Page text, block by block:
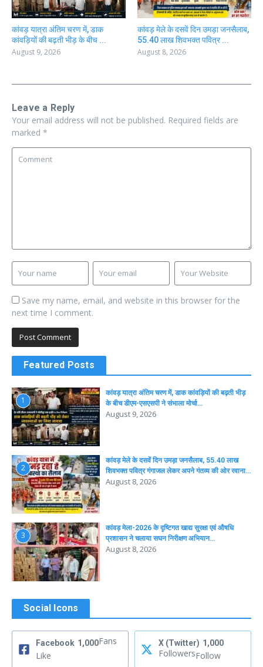
कांवड़ यात्रा अंतिम चरण में, डाक
कांवड़ियों की बढ़ती भीड़ के बीच ...
August 9, 2026
कांवड़ मेले के दसवें दिन उमड़ा जनसैलाब,
55.40 लाख शिवभक्त पवित्र ...
August 8, 2026
Leave a Reply
Your email address will not be published. Required fields are
marked *
Save my name, email, and website in this browser for the
next time I comment.
Featured Posts
1
कांवड़ यात्रा अंतिम चरण में, डाक कांवड़ियों की बढ़ती भीड़
के बीच डीएम-एसएसपी ने संभाला मोर्चा…
August 9, 2026
2
कांवड़ मेले के दसवें दिन उमड़ा जनसैलाब, 55.40 लाख
शिवभक्त पवित्र गंगाजल लेकर अपने गंतव्य की ओर रवाना…
August 8, 2026
3
कांवड़ मेला-2026 के दृष्टिगत खाद्य सुरक्षा एवं औषधि
प्रशासन ने चलाया सघन निरीक्षण अभियान…
August 8, 2026
Social Icons
Facebook 1,000Fans
Like
X (Twitter) 1,000
FollowersFollow